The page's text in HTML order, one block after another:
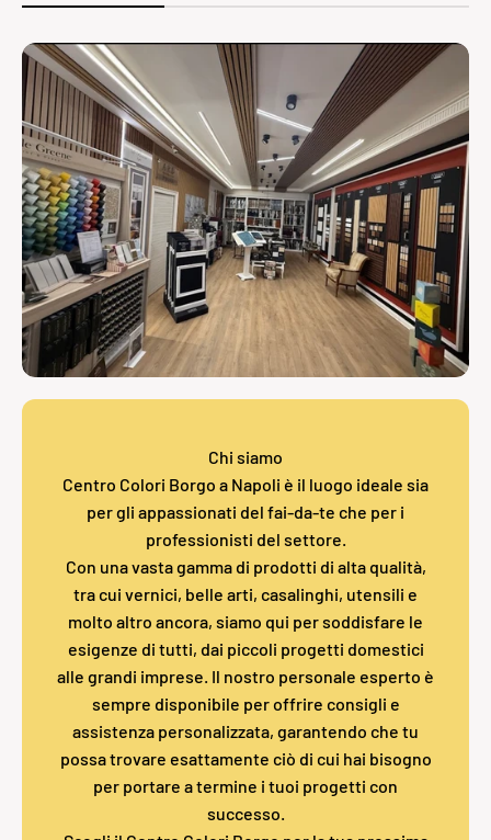
Chi siamo
Centro Colori Borgo a Napoli è il luogo ideale sia
per gli appassionati del fai-da-te che per i
professionisti del settore.
Con una vasta gamma di prodotti di alta qualità,
tra cui vernici, belle arti, casalinghi, utensili e
molto altro ancora, siamo qui per soddisfare le
esigenze di tutti, dai piccoli progetti domestici
alle grandi imprese. Il nostro personale esperto è
sempre disponibile per offrire consigli e
assistenza personalizzata, garantendo che tu
possa trovare esattamente ciò di cui hai bisogno
per portare a termine i tuoi progetti con
successo.